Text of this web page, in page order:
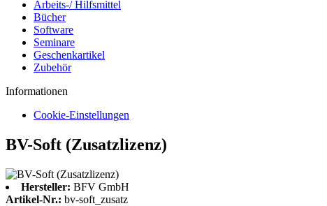
Arbeits-/ Hilfsmittel
Bücher
Software
Seminare
Geschenkartikel
Zubehör
Informationen
Cookie-Einstellungen
BV-Soft (Zusatzlizenz)
Hersteller: BFV GmbH
Artikel-Nr.: bv-soft_zusatz